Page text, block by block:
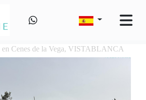
en Cenes de la Vega, VISTABLANCA